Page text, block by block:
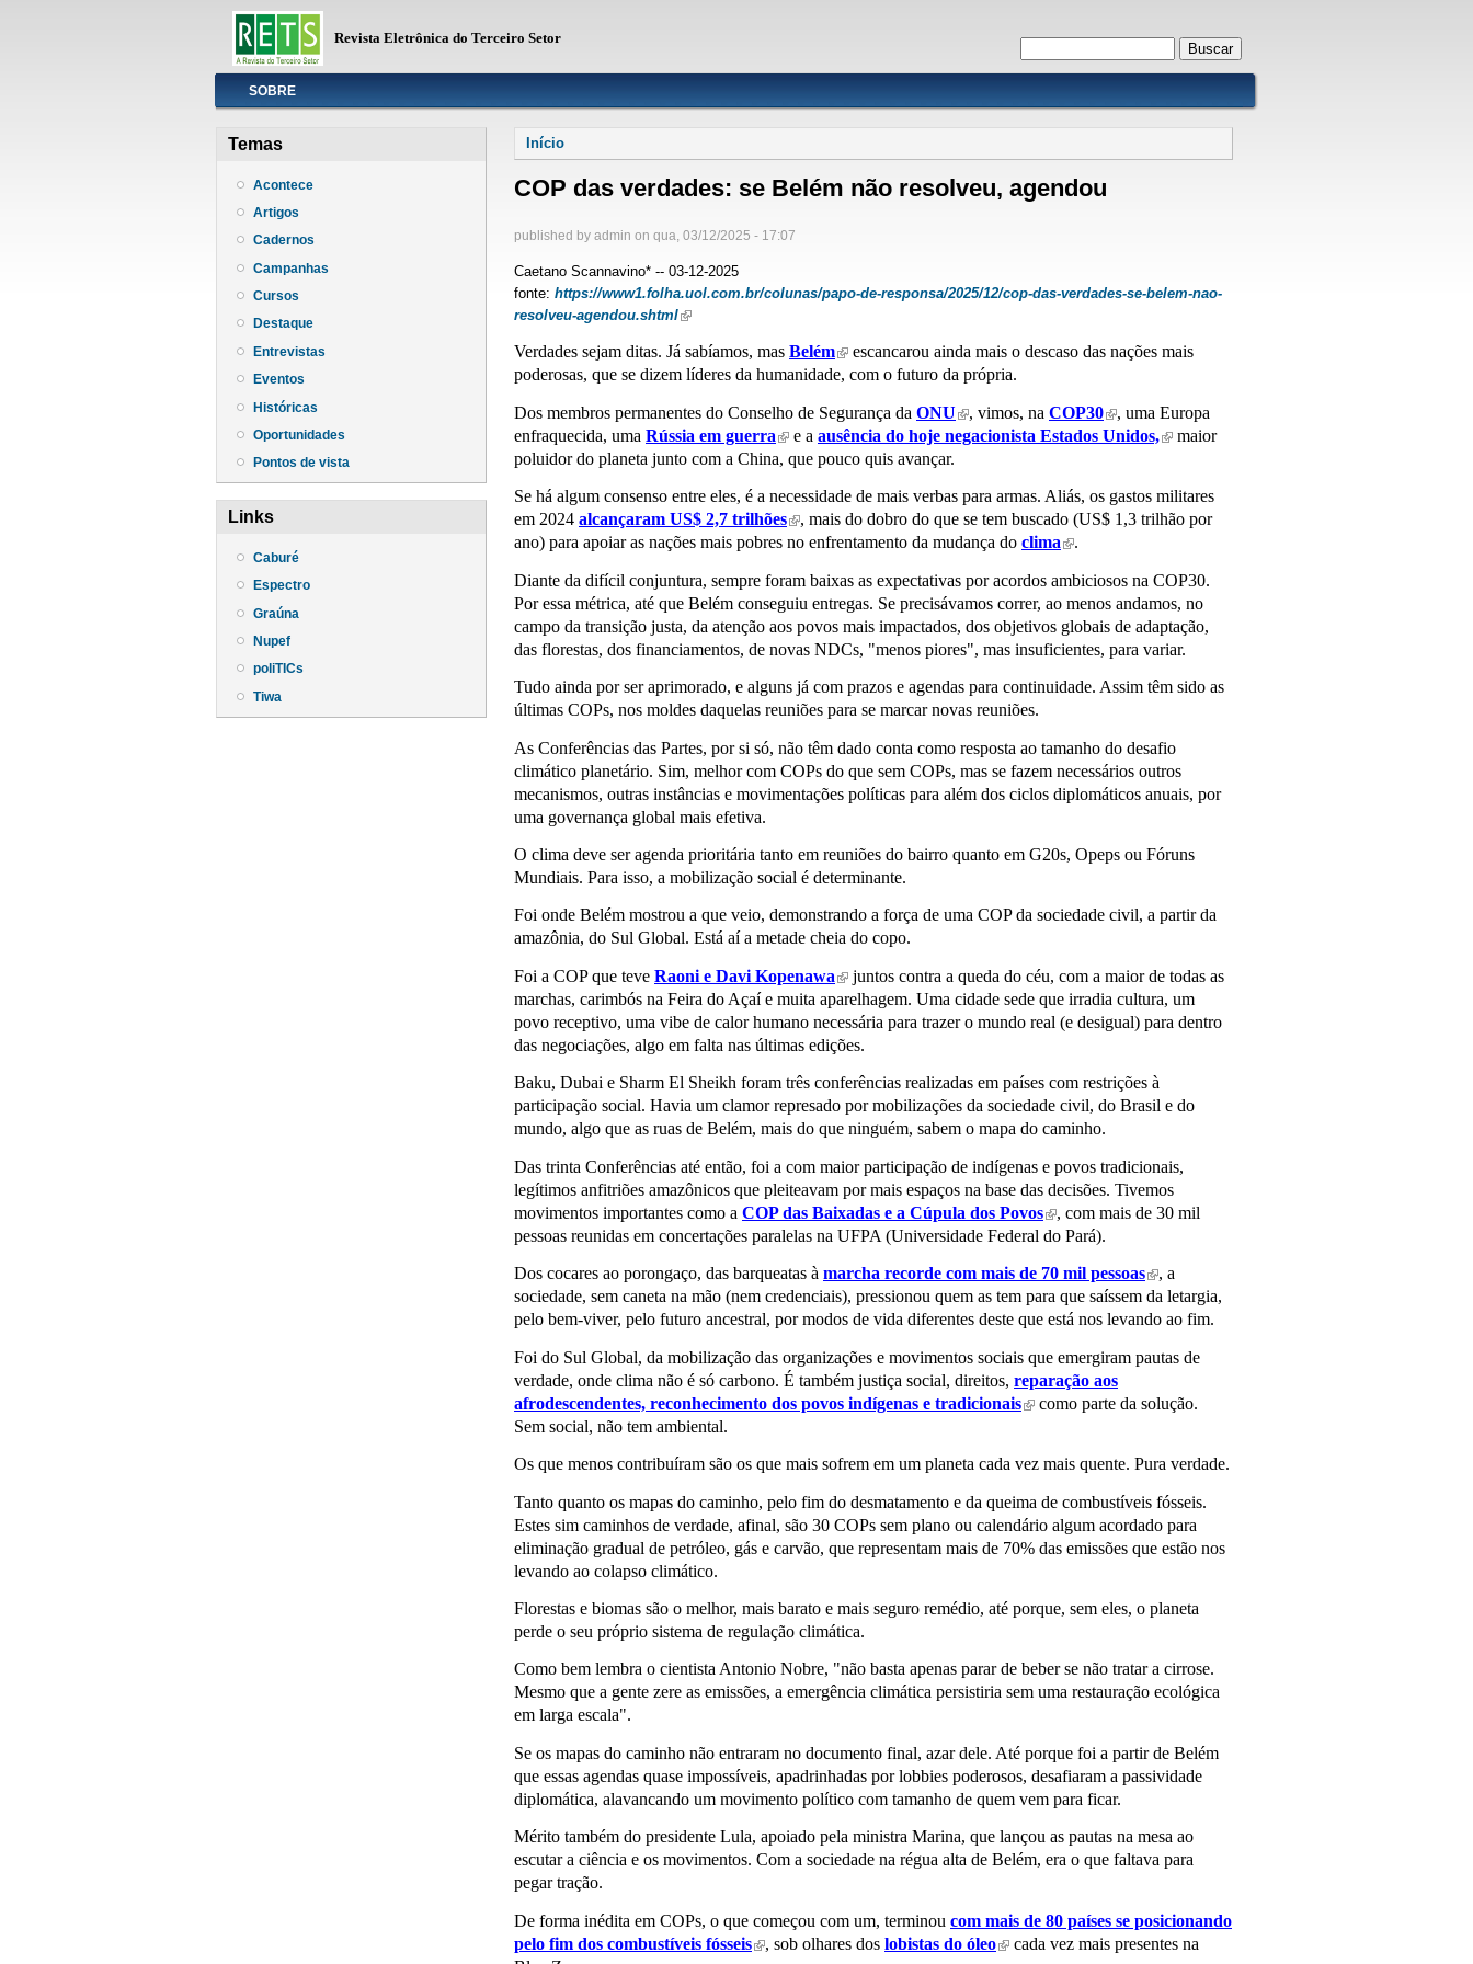
Revista Eletrônica do Terceiro Setor Formulário de busca
InfoSOBRE
Temas
Acontece
Artigos
Cadernos
Campanhas
Cursos
Destaque
Entrevistas
Eventos
Históricas
Oportunidades
Pontos de vista
Links
Caburé
Espectro
Graúna
Nupef
poliTICs
Tiwa
Você está aqui
Início
COP das verdades: se Belém não resolveu, agendou
published by admin on qua, 03/12/2025 - 17:07
Caetano Scannavino* -- 03-12-2025
fonte: https://www1.folha.uol.com.br/colunas/papo-de-responsa/2025/12/cop-das-verdades-se-belem-nao-
resolveu-agendou.shtml(link is external)
Verdades sejam ditas. Já sabíamos, mas Belém(link is external)
escancarou ainda mais o descaso das nações mais
poderosas, que se dizem líderes da humanidade, com o futuro da própria.
Dos membros permanentes do Conselho de Segurança da ONU (link is external)
, vimos, na COP30(link is external)
, uma Europa
enfraquecida, uma Rússia em guerra (link is external)
e a ausência do hoje negacionista Estados Unidos,(link is external)
maior
poluidor do planeta junto com a China, que pouco quis avançar.
Se há algum consenso entre eles, é a necessidade de mais verbas para armas. Aliás, os gastos militares
em 2024 alcançaram US$ 2,7 trilhões(link is external)
, mais do dobro do que se tem buscado (US$ 1,3 trilhão por
ano) para apoiar as nações mais pobres no enfrentamento da mudança do clima (link is external)
.
Diante da difícil conjuntura, sempre foram baixas as expectativas por acordos ambiciosos na COP30.
Por essa métrica, até que Belém conseguiu entregas. Se precisávamos correr, ao menos andamos, no
campo da transição justa, da atenção aos povos mais impactados, dos objetivos globais de adaptação,
das florestas, dos financiamentos, de novas NDCs, "menos piores", mas insuficientes, para variar.
Tudo ainda por ser aprimorado, e alguns já com prazos e agendas para continuidade. Assim têm sido as
últimas COPs, nos moldes daquelas reuniões para se marcar novas reuniões.
As Conferências das Partes, por si só, não têm dado conta como resposta ao tamanho do desafio
climático planetário. Sim, melhor com COPs do que sem COPs, mas se fazem necessários outros
mecanismos, outras instâncias e movimentações políticas para além dos ciclos diplomáticos anuais, por
uma governança global mais efetiva.
O clima deve ser agenda prioritária tanto em reuniões do bairro quanto em G20s, Opeps ou Fóruns
Mundiais. Para isso, a mobilização social é determinante.
Foi onde Belém mostrou a que veio, demonstrando a força de uma COP da sociedade civil, a partir da
amazônia, do Sul Global. Está aí a metade cheia do copo.
Foi a COP que teve Raoni e Davi Kopenawa (link is external)
juntos contra a queda do céu, com a maior de todas as
marchas, carimbós na Feira do Açaí e muita aparelhagem. Uma cidade sede que irradia cultura, um
povo receptivo, uma vibe de calor humano necessária para trazer o mundo real (e desigual) para dentro
das negociações, algo em falta nas últimas edições.
Baku, Dubai e Sharm El Sheikh foram três conferências realizadas em países com restrições à
participação social. Havia um clamor represado por mobilizações da sociedade civil, do Brasil e do
mundo, algo que as ruas de Belém, mais do que ninguém, sabem o mapa do caminho.
Das trinta Conferências até então, foi a com maior participação de indígenas e povos tradicionais,
legítimos anfitriões amazônicos que pleiteavam por mais espaços na base das decisões. Tivemos
movimentos importantes como a COP das Baixadas e a Cúpula dos Povos(link is external)
, com mais de 30 mil
pessoas reunidas em concertações paralelas na UFPA (Universidade Federal do Pará).
Dos cocares ao porongaço, das barqueatas à marcha recorde com mais de 70 mil pessoas(link is external)
, a
sociedade, sem caneta na mão (nem credenciais), pressionou quem as tem para que saíssem da letargia,
pelo bem-viver, pelo futuro ancestral, por modos de vida diferentes deste que está nos levando ao fim.
Foi do Sul Global, da mobilização das organizações e movimentos sociais que emergiram pautas de
verdade, onde clima não é só carbono. É também justiça social, direitos, reparação aos
afrodescendentes, reconhecimento dos povos indígenas e tradicionais(link is external)
como parte da solução.
Sem social, não tem ambiental.
Os que menos contribuíram são os que mais sofrem em um planeta cada vez mais quente. Pura verdade.
Tanto quanto os mapas do caminho, pelo fim do desmatamento e da queima de combustíveis fósseis.
Estes sim caminhos de verdade, afinal, são 30 COPs sem plano ou calendário algum acordado para
eliminação gradual de petróleo, gás e carvão, que representam mais de 70% das emissões que estão nos
levando ao colapso climático.
Florestas e biomas são o melhor, mais barato e mais seguro remédio, até porque, sem eles, o planeta
perde o seu próprio sistema de regulação climática.
Como bem lembra o cientista Antonio Nobre, "não basta apenas parar de beber se não tratar a cirrose.
Mesmo que a gente zere as emissões, a emergência climática persistiria sem uma restauração ecológica
em larga escala".
Se os mapas do caminho não entraram no documento final, azar dele. Até porque foi a partir de Belém
que essas agendas quase impossíveis, apadrinhadas por lobbies poderosos, desafiaram a passividade
diplomática, alavancando um movimento político com tamanho de quem vem para ficar.
Mérito também do presidente Lula, apoiado pela ministra Marina, que lançou as pautas na mesa ao
escutar a ciência e os movimentos. Com a sociedade na régua alta de Belém, era o que faltava para
pegar tração.
De forma inédita em COPs, o que começou com um, terminou com mais de 80 países se posicionando
pelo fim dos combustíveis fósseis(link is external)
, sob olhares dos lobistas do óleo(link is external)
cada vez mais presentes na